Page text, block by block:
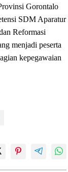
Gorontalo
SDM Aparatur
Reformasi
menjadi peserta
kepegawaian